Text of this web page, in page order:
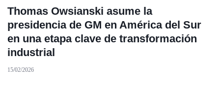
Thomas Owsianski asume la
presidencia de GM en América del Sur
en una etapa clave de transformación
industrial
15/02/2026